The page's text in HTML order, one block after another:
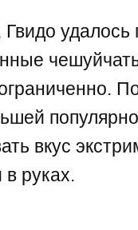
удалось
вкус
руках.